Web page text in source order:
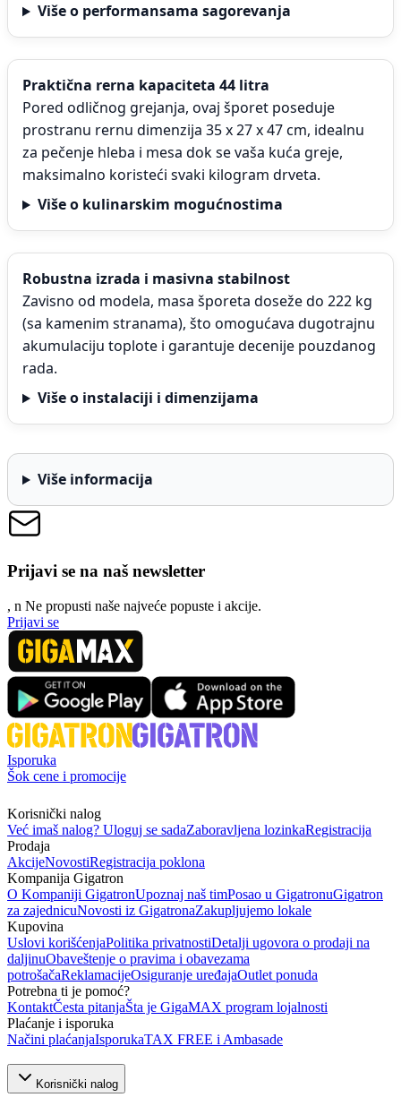
Više o performansama sagorevanja
Praktična rerna kapaciteta 44 litra
Pored odličnog grejanja, ovaj šporet poseduje
prostranu rernu dimenzija 35 x 27 x 47 cm, idealnu
za pečenje hleba i mesa dok se vaša kuća greje,
maksimalno koristeći svaki kilogram drveta.
Više o kulinarskim mogućnostima
Robustna izrada i masivna stabilnost
Zavisno od modela, masa šporeta doseže do 222 kg
(sa kamenim stranama), što omogućava dugotrajnu
akumulaciju toplote i garantuje decenije pouzdanog
rada.
Više o instalaciji i dimenzijama
Više informacija
Prijavi se na naš newsletter
, n Ne propusti naše najveće popuste i akcije.
Prijavi se
Isporuka
Šok cene i promocije
Korisnički nalog
Već imaš nalog? Uloguj se sadaZaboravljena lozinkaRegistracija
Prodaja
AkcijeNovostiRegistracija poklona
Kompanija Gigatron
O Kompaniji GigatronUpoznaj naš timPosao u GigatronuGigatron
za zajednicuNovosti iz GigatronaZakupljujemo lokale
Kupovina
Uslovi korišćenjaPolitika privatnostiDetalji ugovora o prodaji na
daljinuObaveštenje o pravima i obavezama
potrošačaReklamacijeOsiguranje uređajaOutlet ponuda
Potrebna ti je pomoć?
KontaktČesta pitanjaŠta je GigaMAX program lojalnosti
Plaćanje i isporuka
Načini plaćanjaIsporukaTAX FREE i Ambasade
Korisnički nalog